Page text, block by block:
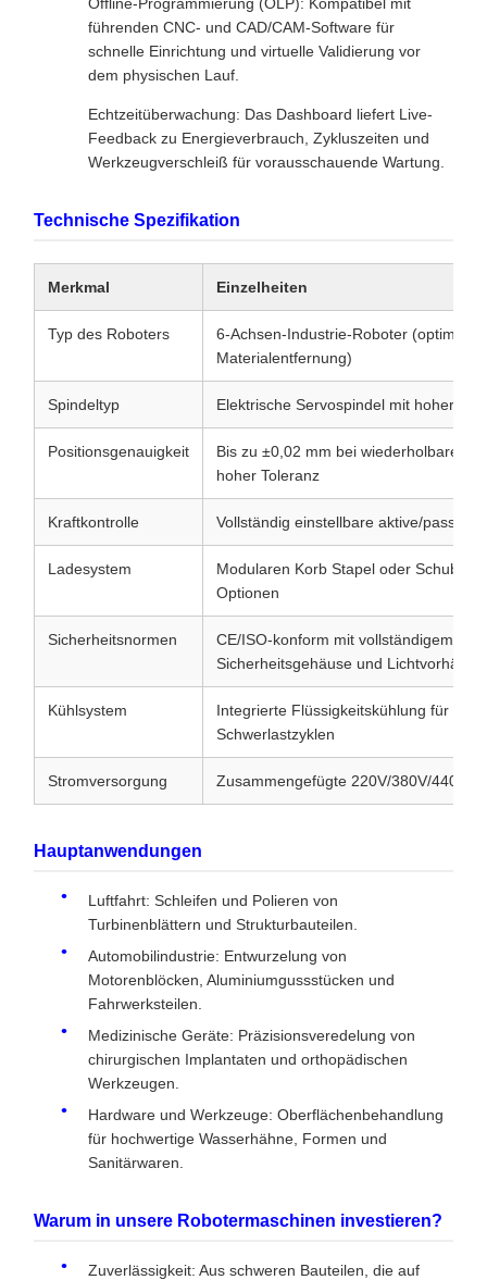
führenden CNC- und CAD/CAM-Software für
schnelle Einrichtung und virtuelle Validierung vor
dem physischen Lauf.
Echtzeitüberwachung: Das Dashboard liefert Live-
Feedback zu Energieverbrauch, Zykluszeiten und
Werkzeugverschleiß für vorausschauende Wartung.
Technische Spezifikation
Merkmal Einzelheiten
Typ des Roboters
6-Achsen-Industrie-Roboter (optimiert
Materialentfernung)
Spindeltyp Elektrische Servospindel mit hoher
Positionsgenauigkeit
Bis zu ±0,02 mm bei wiederholbaren
hoher Toleranz
Kraftkontrolle Vollständig einstellbare aktive/passive
Ladesystem
Modularen Korb Stapel oder
Optionen
Sicherheitsnormen
CE/ISO-konform mit vollständigem
Sicherheitsgehäuse und
Kühlsystem
Integrierte Flüssigkeitskühlung für
Schwerlastzyklen
Stromversorgung Zusammengefügte 220V/380V/440V
Hauptanwendungen
Luftfahrt: Schleifen und Polieren von
Turbinenblättern und Strukturbauteilen.
Automobilindustrie: Entwurzelung von
Motorenblöcken, Aluminiumgussstücken und
Fahrwerksteilen.
Medizinische Geräte: Präzisionsveredelung von
chirurgischen Implantaten und orthopädischen
Werkzeugen.
Hardware und Werkzeuge: Oberflächenbehandlung
für hochwertige Wasserhähne, Formen und
Sanitärwaren.
Warum in unsere Robotermaschinen investieren?
Zuverlässigkeit: Aus schweren Bauteilen, die auf